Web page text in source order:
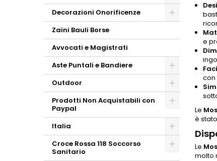
Decorazioni Onorificenze
Zaini Bauli Borse
Avvocati e Magistrati
Aste Puntali e Bandiere
Outdoor
Prodotti Non Acquistabili con
Paypal
Italia
Croce Rossa 118 Soccorso
Sanitario
e
con
Le
è
Le
molto